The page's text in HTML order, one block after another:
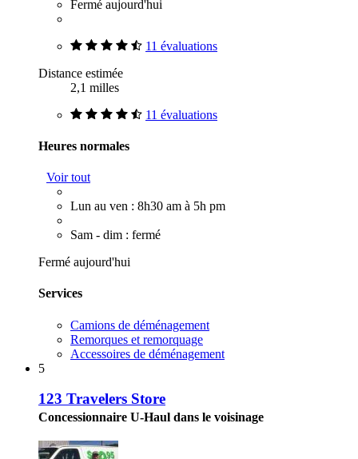
Fermé aujourd'hui
11 évaluations
Distance estimée
2,1 milles
11 évaluations
Heures normales
Voir tout
Lun au ven : 8h30 am à 5h pm
Sam - dim : fermé
Fermé aujourd'hui
Services
Camions de déménagement
Remorques et remorquage
Accessoires de déménagement
5
123 Travelers Store
Concessionnaire U-Haul dans le voisinage